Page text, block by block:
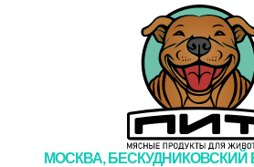
МОСКВА, БЕСКУДНИКОВСКИЙ